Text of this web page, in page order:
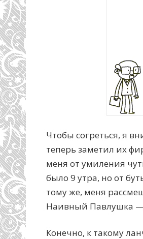
Чтобы согреться, я
теперь заметил их
меня от умиления
было 9 утра, но от
тому же, меня
Наивный Павлушка —
Конечно, к такому